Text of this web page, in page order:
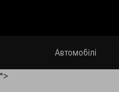
">
Автомобілі